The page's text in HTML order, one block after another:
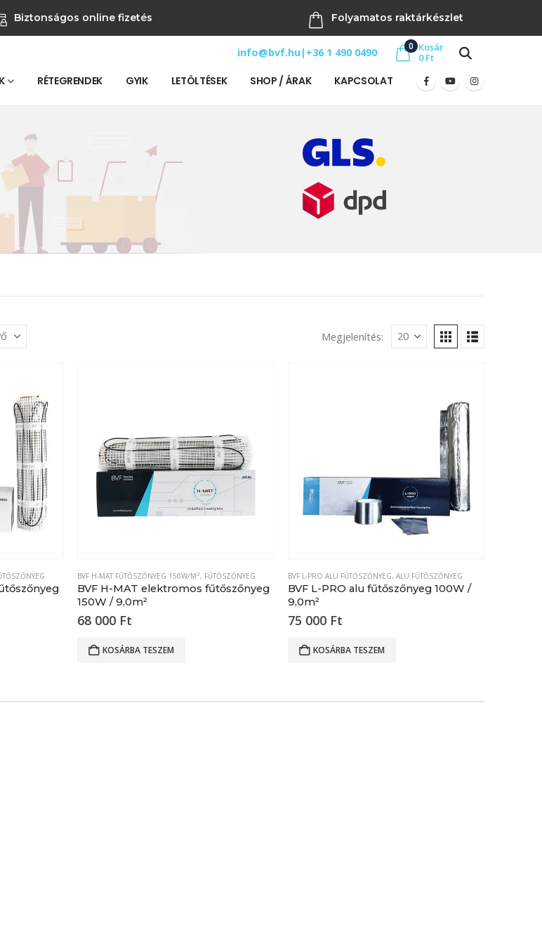
Biztonságos online fizetés Folyamatos raktárkészlet
info@bvf.hu| +36 1 490 0490 0 Kosár
0Ft
RÉTEGRENDEK GYIK LETÖLTÉSEK SHOP / ÁRAK KAPCSOLAT
Megjelenítés:
BVF H-MAT FŰTŐSZŐNYEG 150W/M², FŰTŐSZŐNYEG
BVF H-MAT elektromos fűtőszőnyeg
150W / 9,0m²
68 000 Ft
KOSÁRBA TESZEM
BVF L-PRO ALU FŰTŐSZŐNYEG, ALU FŰTŐSZŐNYEG
BVF L-PRO alu fűtőszőnyeg 100W /
9,0m²
75 000 Ft
KOSÁRBA TESZEM